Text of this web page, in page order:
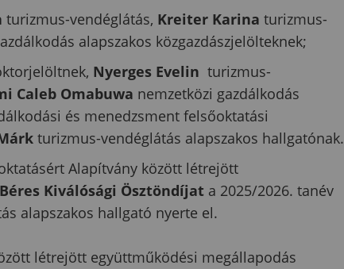
turizmus-vendéglátás, Kreiter Karina turizmus-
alapszakos közgazdászjelölteknek;
Nyerges Evelin turizmus-
Caleb Omabuwa nemzetközi gazdálkodás
és menedzsment felsőoktatási
turizmus-vendéglátás alapszakos hallgatónak.
Alapítvány között létrejött
Béres Kiválósági Ösztöndíjat a 2025/2026. tanév
alapszakos hallgató nyerte el.
létrejött együttműködési megállapodás